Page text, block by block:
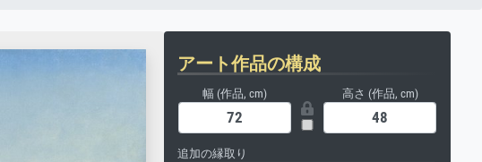
アート作品の構成
幅 (作品, cm) 高さ (作品, cm)
追加の縁取り